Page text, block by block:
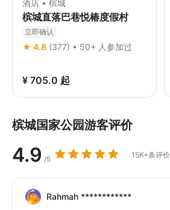
酒店 • 槟城
槟城直落巴巷悦椿度假村
立即确认
★ 4.8 (377) • 50+ 人参加过
¥ 705.0 起
槟城国家公园游客评价
4.9 /5 15K+条评价
Rahmah ************